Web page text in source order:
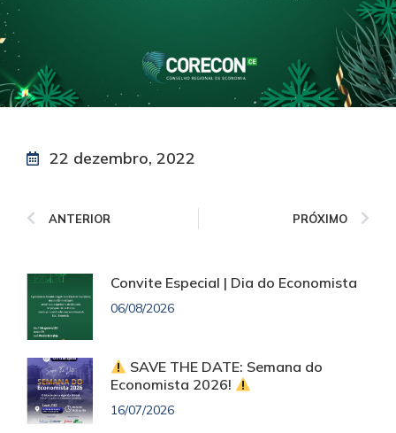
22 dezembro, 2022
ANTERIOR PRÓXIMO
Convite Especial | Dia do Economista
06/08/2026
SAVE THE DATE: Semana do
Economista 2026!
16/07/2026